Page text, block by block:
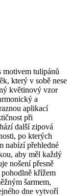
tulipánů
který v sobě nese
květinový vzor
a
aplikací
při
další zipová
po kterých
nabízí přehledné
aby měl každý
nošení přesně
pohodlně křížem
šarmem,
dne vytvoří